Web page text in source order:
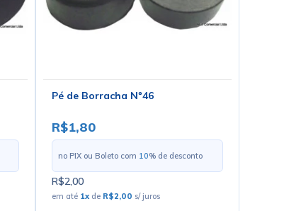
Pé de Borracha Nº46
R$1,80
no PIX ou Boleto com 10% de desconto
R$2,00
em até 1x de R$2,00 s/ juros